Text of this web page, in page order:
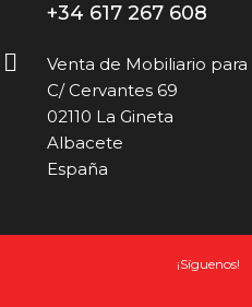
+34 617 267 608
Venta de Mobiliario
C/ Cervantes 69
02110 La Gineta
Albacete
España
¡Síguenos!